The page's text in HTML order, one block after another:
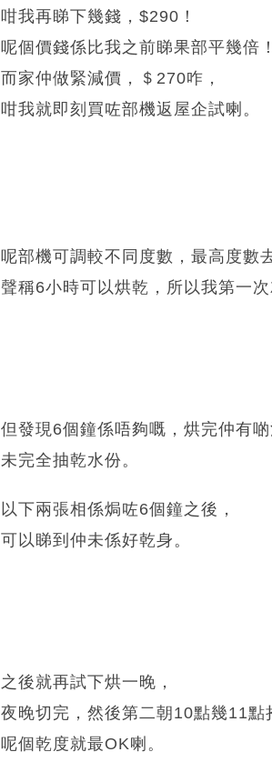
咁我再睇下幾錢，$290！
呢個價錢係比我之前睇果部平幾倍！
而家仲做緊減價，＄270咋，
咁我就即刻買咗部機返屋企試喇。
呢部機可調較不同度數，最高度數
聲稱6小時可以烘乾，所以我第一
但發現6個鐘係唔夠嘅，烘完仲有啲
未完全抽乾水份。
以下兩張相係焗咗6個鐘之後，
可以睇到仲未係好乾身。
之後就再試下烘一晚，
夜晚切完，然後第二朝10點幾11點
呢個乾度就最OK喇。